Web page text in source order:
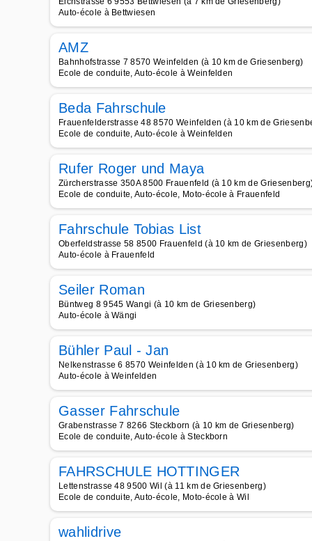
Auto-école à Bettwiesen
AMZ
Bahnhofstrasse 7 8570 Weinfelden (à 10 km de Griesenberg)
Ecole de conduite, Auto-école à Weinfelden
Beda Fahrschule
Frauenfelderstrasse 48 8570 Weinfelden (à 10 km de
Ecole de conduite, Auto-école à Weinfelden
Rufer Roger und Maya
Zürcherstrasse 350A 8500 Frauenfeld (à 10 km de
Ecole de conduite, Auto-école, Moto-école à Frauenfeld
Fahrschule Tobias List
Oberfeldstrasse 58 8500 Frauenfeld (à 10 km de Griesenberg)
Auto-école à Frauenfeld
Seiler Roman
Büntweg 8 9545 Wangi (à 10 km de Griesenberg)
Auto-école à Wängi
Bühler Paul - Jan
Nelkenstrasse 6 8570 Weinfelden (à 10 km de Griesenberg)
Auto-école à Weinfelden
Gasser Fahrschule
Grabenstrasse 7 8266 Steckborn (à 10 km de Griesenberg)
Ecole de conduite, Auto-école à Steckborn
FAHRSCHULE HOTTINGER
Lettenstrasse 48 9500 Wil (à 11 km de Griesenberg)
Ecole de conduite, Auto-école, Moto-école à Wil
wahlidrive